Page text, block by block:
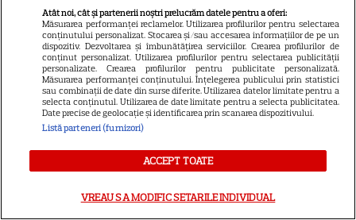
9
Jamie Campbell Bower, starul
din „Stranger Things”, intră în
universul „Stăpânul Inelelor”.
Ce rol legendar va interpreta în
sezonul 3
„Palatul de Est”, noul fenomen
blestemat, fantomele și
Atât noi, cât și partenerii noștri prelucrăm datele pentru a oferi:
Măsurarea performanței reclamelor. Utilizarea profilurilor pentru selectarea
conținutului personalizat. Stocarea și/sau accesarea informațiilor de pe un
dispozitiv. Dezvoltarea și îmbunătățirea serviciilor. Crearea profilurilor de
conținut personalizat. Utilizarea profilurilor pentru selectarea publicității
personalizate. Crearea profilurilor pentru publicitate personalizată.
Măsurarea performanței conținutului. Înțelegerea publicului prin statistici
sau combinații de date din surse diferite. Utilizarea datelor limitate pentru a
selecta conținutul. Utilizarea de date limitate pentru a selecta publicitatea.
Date precise de geolocație și identificarea prin scanarea dispozitivului.
Listă parteneri (furnizori)
ACCEPT TOATE
VREAU SA MODIFIC SETARILE INDIVIDUAL